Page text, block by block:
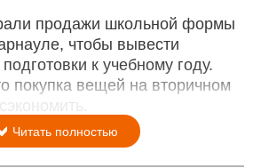
продажи школьной формы
чтобы вывести
к учебному году.
покупка вещей на вторичном
Читать полностью